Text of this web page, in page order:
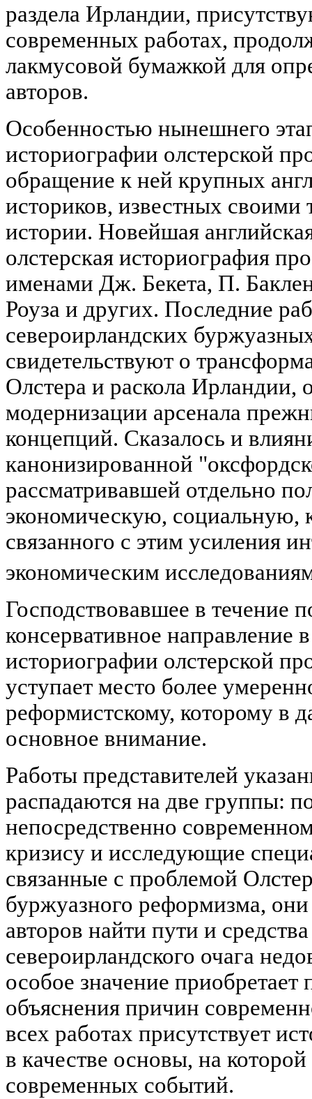
раздела Ирландии,
современных работах,
лакмусовой бумажкой для
авторов.
Особенностью нынешнего
историографии олстерской
обращение к ней крупных
историков, известных своими
истории. Новейшая
олстерская историография
именами Дж. Бекета, П.
Роуза и других. Последние
североирландских
свидетельствуют о
Олстера и раскола Ирландии,
модернизации арсенала
концепций. Сказалось и
канонизированной
рассматривавшей отдельно
экономическую, социальную,
связанного с этим усиления
экономическим
Господствовавшее в течение
консервативное направление
историографии олстерской
уступает место более
реформистскому, которому в
основное внимание.
Работы представителей
распадаются на две группы:
непосредственно
кризису и исследующие
связанные с проблемой
буржуазного реформизма,
авторов найти пути и
североирландского очага
особое значение приобретает
объяснения причин
всех работах присутствует
в качестве основы, на
современных событий.